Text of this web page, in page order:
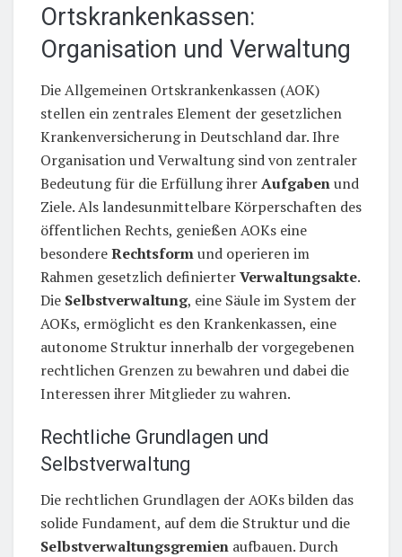
Ortskrankenkassen:
Organisation und Verwaltung
Die Allgemeinen Ortskrankenkassen (AOK)
stellen ein zentrales Element der gesetzlichen
Krankenversicherung in Deutschland dar. Ihre
Organisation und Verwaltung sind von zentraler
Bedeutung für die Erfüllung ihrerAufgabenund
Ziele. Als landesunmittelbare Körperschaften des
öffentlichen Rechts, genießen AOKs eine
besondereRechtsformund operieren im
Rahmen gesetzlich definierterVerwaltungsakte.
Die Selbstverwaltung, eine Säule im System der
AOKs, ermöglicht es den Krankenkassen, eine
autonome Struktur innerhalb der vorgegebenen
rechtlichen Grenzen zu bewahren und dabei die
Interessen ihrer Mitglieder zu wahren.
Rechtliche Grundlagen und
Selbstverwaltung
Die rechtlichen Grundlagen der AOKs bilden das
solide Fundament, auf dem die Struktur und die
Selbstverwaltungsgremien aufbauen. Durch